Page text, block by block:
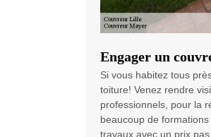
Engager un
Si vous habitez tous
toiture! Venez rendre
professionnels, pour la
beaucoup de
travaux avec un prix